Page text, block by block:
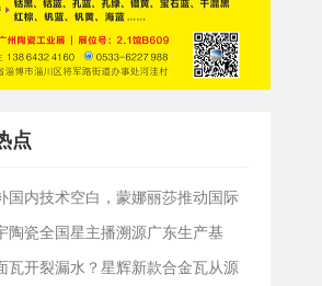
点
国内技术空白，蒙娜丽莎推动国际
本地国标
陶瓷全国星主播溯源广东生产基
ROI长效变现新路径
瓦开裂漏水？星辉新款合金瓦从源